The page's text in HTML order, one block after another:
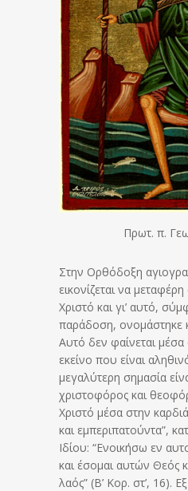
Πρωτ. π.
Στην Ορθόδοξη
εικονίζεται να
Χριστό και γι’ αυτό,
παράδοση, ονομάστηκε
Αυτό δεν φαίνεται
εκείνο που είναι
μεγαλύτερη σημασία
χριστοφόρος και
Χριστό μέσα στην
και εμπεριπατούντα”,
Ιδίου: “Ενοικήσω εν
και έσομαι αυτών Θεός
λαός” (Β’ Κορ. στ’, 16).